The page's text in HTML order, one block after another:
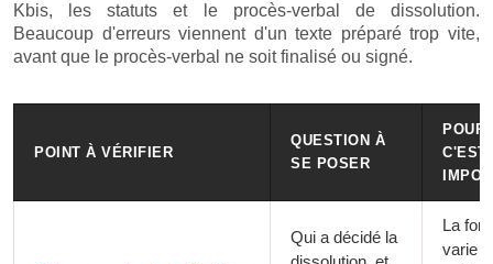
Kbis, les statuts et le procès-verbal de dissolution.
Beaucoup d'erreurs viennent d'un texte préparé trop vite,
avant que le procès-verbal ne soit finalisé ou signé.
POINT À VÉRIFIER
QUESTION À
SE POSER
C'EST
Qui a décidé la
La
varie